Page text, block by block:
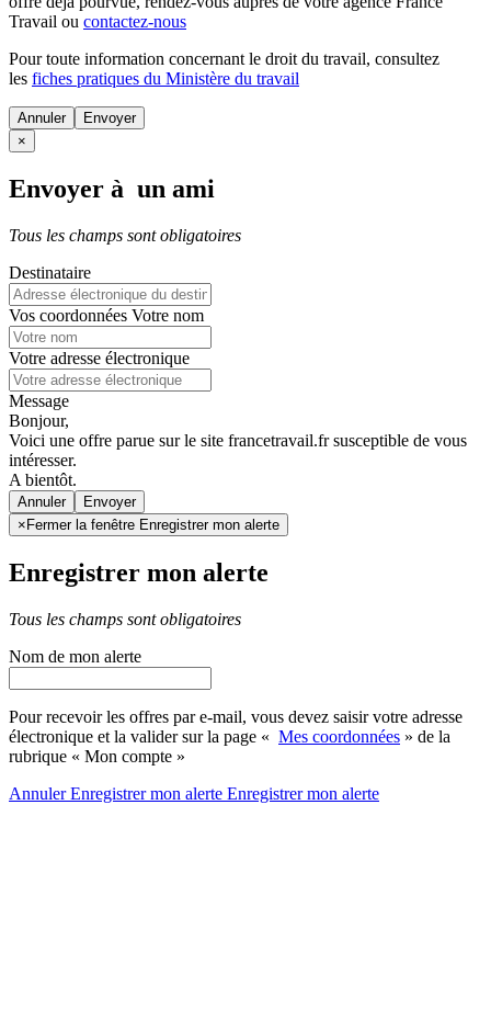
Travail ou contactez-nous
Pour toute information concernant le droit du travail, consultez
les fiches pratiques du Ministère du travail
Annuler
×
Envoyer à un ami
Tous les champs sont obligatoires
Destinataire
Vos coordonnées Votre nom
Votre adresse électronique
Message
Bonjour,
Voici une offre parue sur le site francetravail.fr susceptible de vous
intéresser.
A bientôt.
Annuler
× Fermer la fenêtre Enregistrer mon alerte
Enregistrer mon alerte
Tous les champs sont obligatoires
Nom de mon alerte
Pour recevoir les offres par e-mail, vous devez saisir votre adresse
électronique et la valider sur la page « Mes coordonnées » de la
rubrique « Mon compte »
AnnulerEnregistrer mon alerte Enregistrermon alerte